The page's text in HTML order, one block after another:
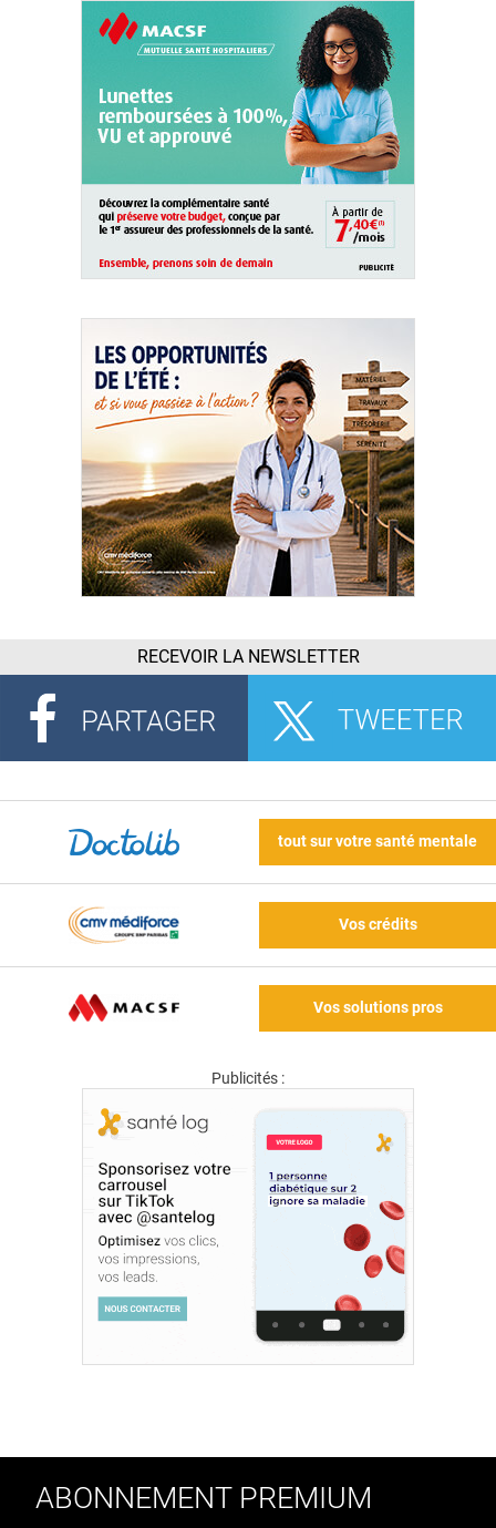
RECEVOIR LA NEWSLETTER
tout sur votre santé mentale
Vos crédits
Vos solutions pros
Publicités :
ABONNEMENT PREMIUM